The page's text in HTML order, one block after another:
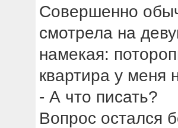
Совершенно
смотрела на
намекая:
квартира у меня
- А что писать?
Вопрос остался